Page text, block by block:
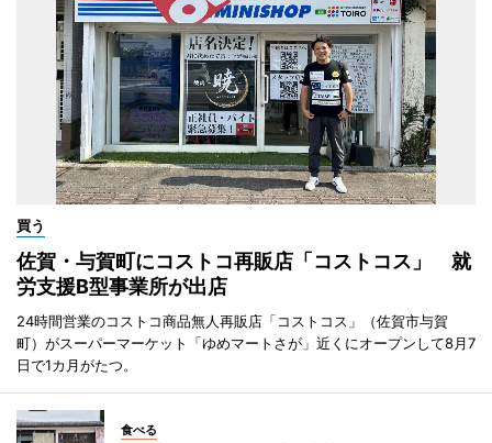
買う
佐賀・与賀町にコストコ再販店「コストコス」 就
労支援B型事業所が出店
24時間営業のコストコ商品無人再販店「コストコス」（佐賀市与賀
町）がスーパーマーケット「ゆめマートさが」近くにオープンして8月7
日で1カ月がたつ。
食べる